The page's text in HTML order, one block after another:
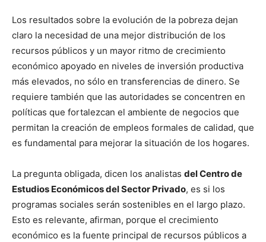
Los resultados sobre la evolución de la pobreza dejan
claro la necesidad de una mejor distribución de los
recursos públicos y un mayor ritmo de crecimiento
económico apoyado en niveles de inversión productiva
más elevados, no sólo en transferencias de dinero. Se
requiere también que las autoridades se concentren en
políticas que fortalezcan el ambiente de negocios que
permitan la creación de empleos formales de calidad, que
es fundamental para mejorar la situación de los hogares.
La pregunta obligada, dicen los analistas del Centro de
Estudios Económicos del Sector Privado, es si los
programas sociales serán sostenibles en el largo plazo.
Esto es relevante, afirman, porque el crecimiento
económico es la fuente principal de recursos públicos a